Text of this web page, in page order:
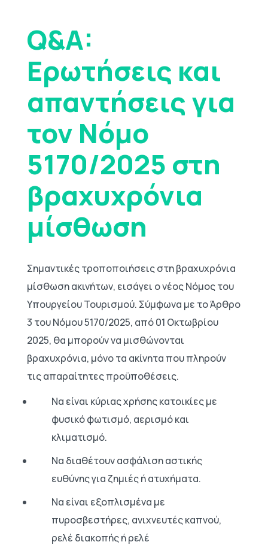
Q&A:
Ερωτήσεις και
απαντήσεις για
τον Νόμο
5170/2025 στη
βραχυχρόνια
μίσθωση
Σημαντικές τροποποιήσεις στη βραχυχρόνια
μίσθωση ακινήτων, εισάγει ο νέος Νόμος του
Υπουργείου Τουρισμού. Σύμφωνα με το Άρθρο
3 του Νόμου 5170/2025, από 01 Οκτωβρίου
2025, θα μπορούν να μισθώνονται
βραχυχρόνια, μόνο τα ακίνητα που πληρούν
τις απαραίτητες προϋποθέσεις.
Να είναι κύριας χρήσης κατοικίες με
φυσικό φωτισμό, αερισμό και
κλιματισμό.
Να διαθέτουν ασφάλιση αστικής
ευθύνης για ζημιές ή ατυχήματα.
Να είναι εξοπλισμένα με
πυροσβεστήρες, ανιχνευτές καπνού,
ρελέ διακοπής ή ρελέ